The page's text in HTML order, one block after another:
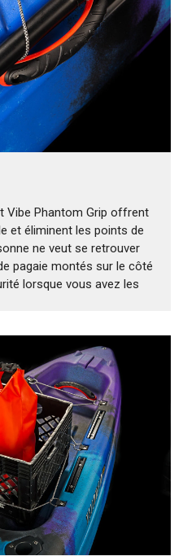
Vibe Phantom Grip offrent
et éliminent les points de
ne veut se retrouver
pagaie montés sur le côté
lorsque vous avez les